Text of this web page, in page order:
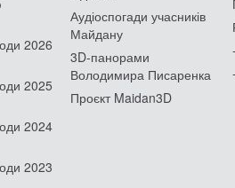
2026
2025
2024
2023
Аудіоспогади учасників
Майдану
3D-панорами
Володимира Писаренка
Проєкт Maidan3D